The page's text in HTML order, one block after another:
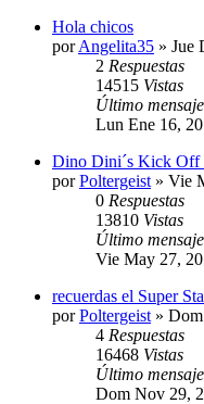
Hola chicos
porAngelita35 » Jue
2 Respuestas
14515 Vistas
Último mensaje
Lun Ene 16,
Dino Dini´s Kick Off
porPoltergeist » Vie
0 Respuestas
13810 Vistas
Último mensaje
Vie May 27,
recuerdas el Super
porPoltergeist »
4 Respuestas
16468 Vistas
Último mensaje
Dom Nov 29,